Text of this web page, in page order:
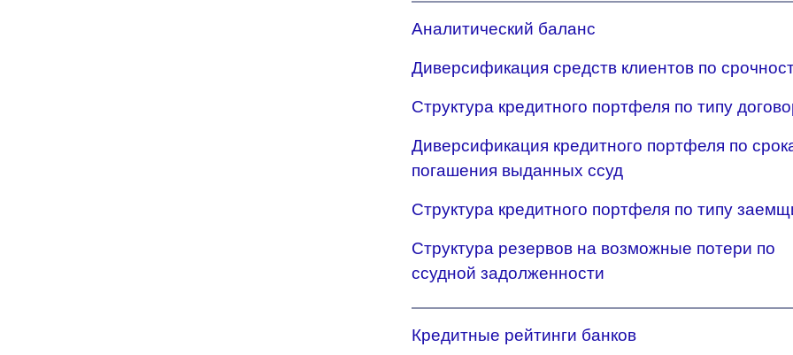
Аналитический баланс
Диверсификация средств клиентов по
Структура кредитного портфеля по типу
Диверсификация кредитного портфеля по
погашения выданных ссуд
Структура кредитного портфеля по типу
Структура резервов на возможные потери по
ссудной задолженности
Кредитные рейтинги банков